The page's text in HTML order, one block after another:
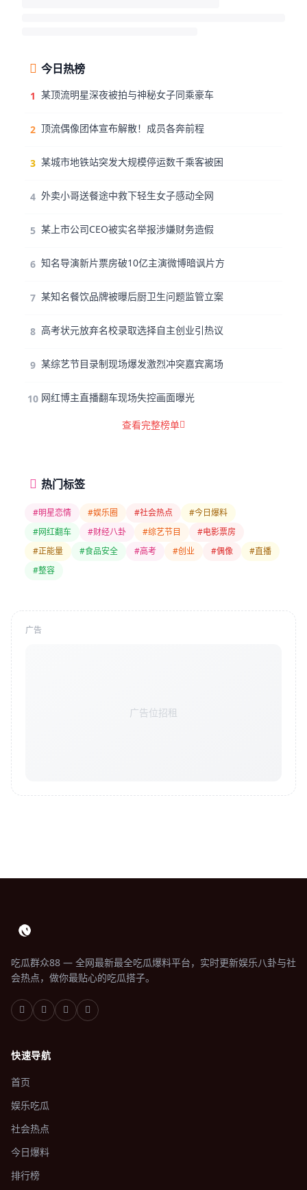
今日热榜
1 某顶流明星深夜被拍与神秘女子同乘豪车
2 顶流偶像团体宣布解散！成员各奔前程
3 某城市地铁站突发大规模停运数千乘客被困
4 外卖小哥送餐途中救下轻生女子感动全网
5 某上市公司CEO被实名举报涉嫌财务造假
6 知名导演新片票房破10亿主演微博暗讽片方
7 某知名餐饮品牌被曝后厨卫生问题监管立案
8 高考状元放弃名校录取选择自主创业引热议
9 某综艺节目录制现场爆发激烈冲突嘉宾离场
10 网红博主直播翻车现场失控画面曝光
查看完整榜单
热门标签
#明星恋情 #娱乐圈 #社会热点
#今日爆料
#网红翻车
#财经八卦 #综艺节目
#电影票房
#正能量
#食品安全 #高考 #创业 #偶像
#直播
#整容
广告
广告位招租
吃瓜群众88 — 全网最新最全吃瓜爆料平台，实时更新娱乐八卦与社
会热点，做你最贴心的吃瓜搭子。
快速导航
首页
娱乐吃瓜
社会热点
今日爆料
排行榜